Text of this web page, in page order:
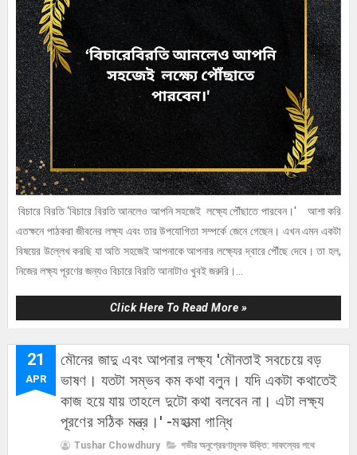
বিচারে বিরতি ‘বিচারে বিরতি আনলেও আপনি সহজেই লক্ষ্যে পৌঁছাতে পারবেন।' আশা করি
এতক্ষনে পাঠকরা জীবনের লক্ষ্য এবং তার উপযোগিতা সম্পর্কে জেনে গেছেন। এখন এমন একটা
বিষয়ের উল্লেখ করছি যা অতি সহজেই আপনাকে আপনার লক্ষ্যের দ্বারে পৌঁছে দেবে। তা হল,
নিজের লক্ষ্য পূরণের জন্যও বিচারে বিরতি আনাটাও খুবই জরুরি।...
Click Here To Read More »
21
APR
মৌনের জাদু এবং আপনার লক্ষ্য 'মৌনতাই সবচেয়ে বড়
ভাষণ। যতটা সম্ভব কম কথা বলুন। যদি একটা কথাতেই
কাজ হয়ে যায় তাহলে দুটো কথা বলবেন না। এটা লক্ষ্য
পূরণের সঠিক মন্ত্র।' -মহাত্মা গান্ধি
Tushar Chowdhury
গভীর অনুপ্রেরণামূলক উক্তি: সাফল্যের পথে